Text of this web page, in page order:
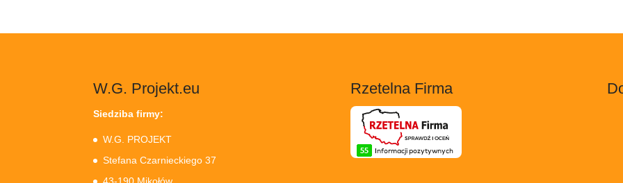
W.G. Projekt.eu
Siedziba firmy:
W.G. PROJEKT
Stefana Czarnieckiego 37
Rzetelna Firma